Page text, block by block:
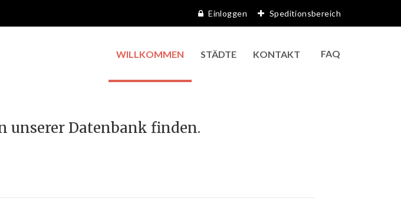
Einloggen Speditionsbereich
WILLKOMMEN STÄDTE KONTAKT FAQ
unserer Datenbank finden.